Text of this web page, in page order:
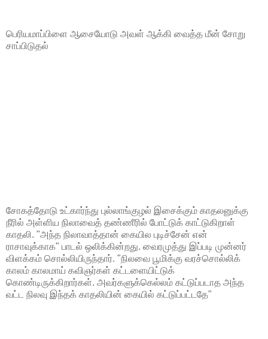
பெரியமாப்பிளை ஆசையோடு அவள் ஆக்கி வைத்த மீன் சோறு
சாப்பிடுதல்
சோகத்தோடு உட்கார்ந்து புல்லாங்குழல் இசைக்கும் காதலனுக்கு
நீரில் அள்ளிய நிலாவைத் தண்ணீரில் போட்டுக் காட்டுகிறாள்
காதலி. "அந்த நிலாவாத்தான் கையில புடிச்சேன் என்
ராசாவுக்காக" பாடல் ஒலிக்கின்றது. வைரமுத்து இப்படி முன்னர்
விளக்கம் சொல்லியிருந்தார். "நிலவை பூமிக்கு வரச்சொல்லிக்
காலம் காலமாய் கவிஞர்கள் கட்டளையிட்டுக்
கொண்டிருக்கிறார்கள். அவர்களுக்கெல்லம் கட்டுப்படாத அந்த
வட்ட நிலவு இந்தக் காதலியின் கையில் கட்டுப்பட்டதே"